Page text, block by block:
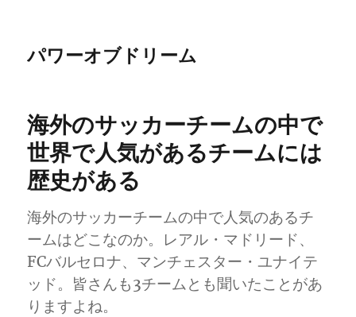
パワーオブドリーム
海外のサッカーチームの中で
世界で人気があるチームには
歴史がある
海外のサッカーチームの中で人気のあるチ
ームはどこなのか。レアル・マドリード、
FCバルセロナ、マンチェスター・ユナイテ
ッド。皆さんも3チームとも聞いたことがあ
りますよね。